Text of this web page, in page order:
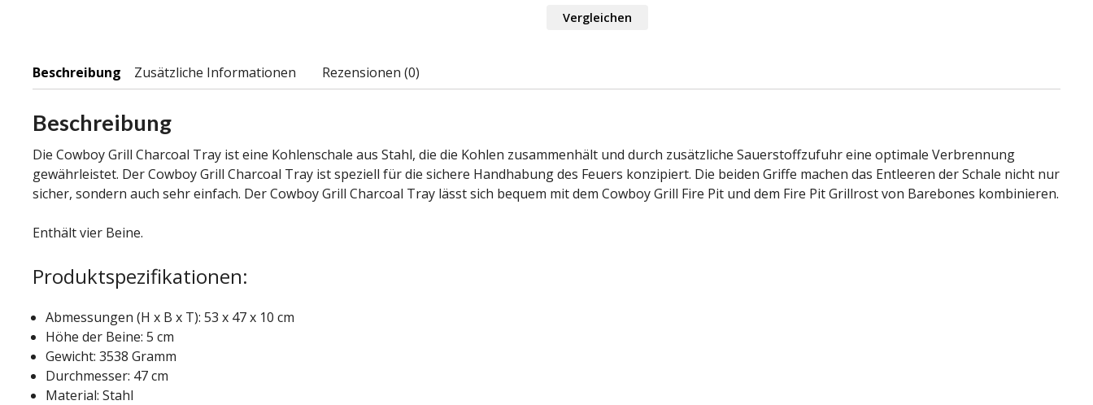
Vergleichen
Beschreibung Zusätzliche Informationen Rezensionen (0)
Beschreibung
Die Cowboy Grill Charcoal Tray ist eine Kohlenschale aus Stahl, die die Kohlen zusammenhält und durch zusätzliche Sauerstoffzufuhr eine optimale Verbrennung
gewährleistet. Der Cowboy Grill Charcoal Tray ist speziell für die sichere Handhabung des Feuers konzipiert. Die beiden Griffe machen das Entleeren der Schale nicht nur
sicher, sondern auch sehr einfach. Der Cowboy Grill Charcoal Tray lässt sich bequem mit dem Cowboy Grill Fire Pit und dem Fire Pit Grillrost von Barebones kombinieren.
Enthält vier Beine.
Produktspezifikationen:
Abmessungen (H x B x T): 53 x 47 x 10 cm
Höhe der Beine: 5 cm
Gewicht: 3538 Gramm
Durchmesser: 47 cm
Material: Stahl